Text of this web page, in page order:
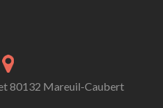
80132 Mareuil-Caubert